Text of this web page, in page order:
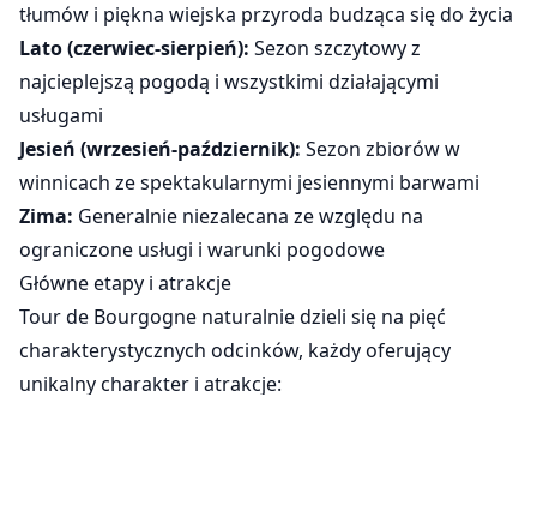
tłumów i piękna wiejska przyroda budząca się do życia
Lato (czerwiec-sierpień): Sezon szczytowy z
najcieplejszą pogodą i wszystkimi działającymi
usługami
Jesień (wrzesień-październik): Sezon zbiorów w
winnicach ze spektakularnymi jesiennymi barwami
Zima: Generalnie niezalecana ze względu na
ograniczone usługi i warunki pogodowe
Główne etapy i atrakcje
Tour de Bourgogne naturalnie dzieli się na pięć
charakterystycznych odcinków, każdy oferujący
unikalny charakter i atrakcje: